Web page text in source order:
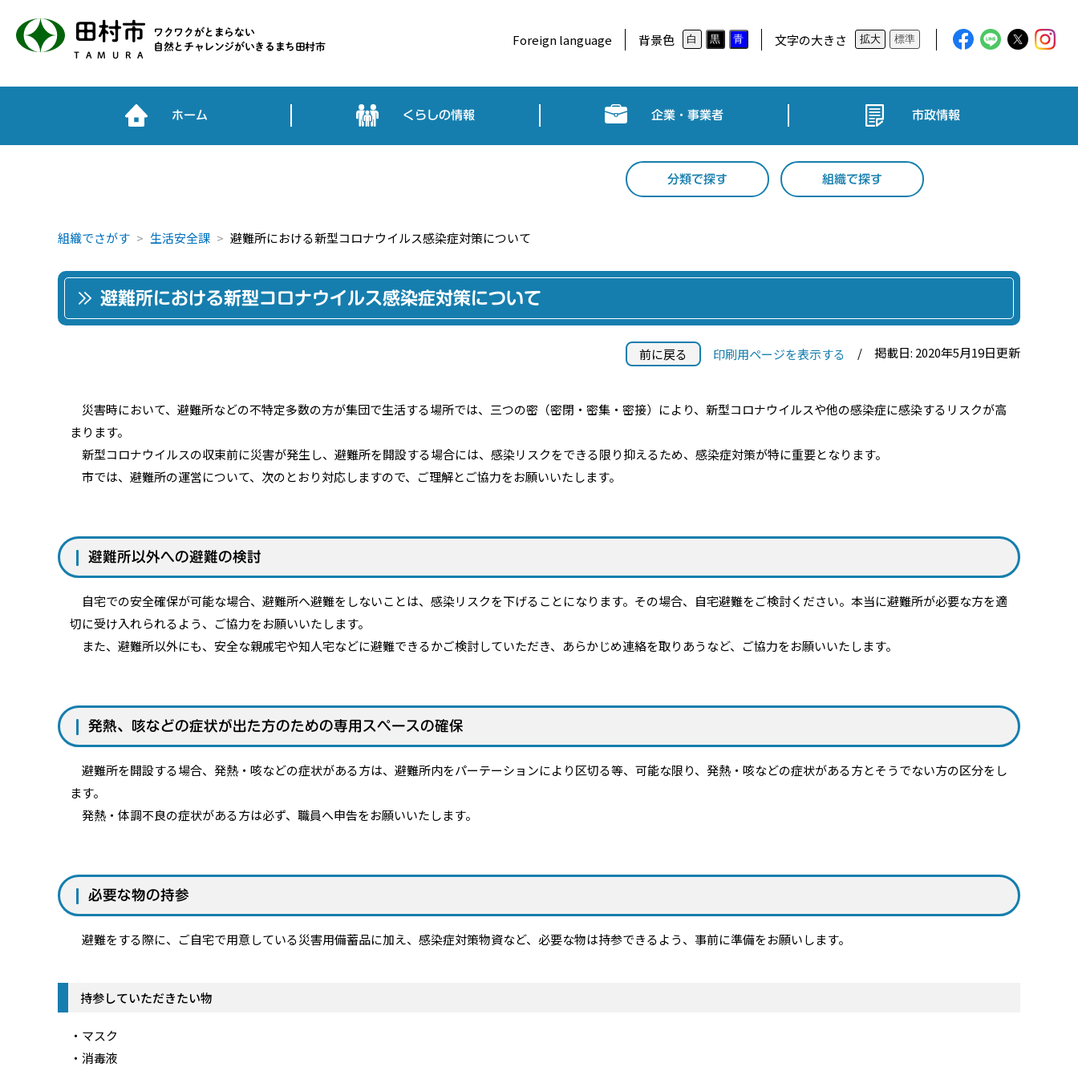
田村市
TAMURA
ワクワクがとまらない
自然とチャレンジがいきるまち田村市
Foreign language 背景色 白 黒 青 文字の大きさ 拡大 標準
ホーム くらしの情報 企業・事業者 市政情報
分類で探す 組織で探す
組織でさがす 生活安全課 避難所における新型コロナウイルス感染症対策について
避難所における新型コロナウイルス感染症対策について
前に戻る 印刷用ページを表示する 掲載日: 2020年5月19日更新
災害時において、避難所などの不特定多数の方が集団で生活する場所では、三つの密（密閉・密集・密接）により、新型コロナウイルスや他の感染症に感染するリスクが高
まります。
新型コロナウイルスの収束前に災害が発生し、避難所を開設する場合には、感染リスクをできる限り抑えるため、感染症対策が特に重要となります。
市では、避難所の運営について、次のとおり対応しますので、ご理解とご協力をお願いいたします。
避難所以外への避難の検討
自宅での安全確保が可能な場合、避難所へ避難をしないことは、感染リスクを下げることになります。その場合、自宅避難をご検討ください。本当に避難所が必要な方を適
切に受け入れられるよう、ご協力をお願いいたします。
また、避難所以外にも、安全な親戚宅や知人宅などに避難できるかご検討していただき、あらかじめ連絡を取りあうなど、ご協力をお願いいたします。
発熱、咳などの症状が出た方のための専用スペースの確保
避難所を開設する場合、発熱・咳などの症状がある方は、避難所内をパーテーションにより区切る等、可能な限り、発熱・咳などの症状がある方とそうでない方の区分をし
ます。
発熱・体調不良の症状がある方は必ず、職員へ申告をお願いいたします。
必要な物の持参
避難をする際に、ご自宅で用意している災害用備蓄品に加え、感染症対策物資など、必要な物は持参できるよう、事前に準備をお願いします。
持参していただきたい物
・マスク
・消毒液